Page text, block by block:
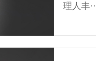
理人丰